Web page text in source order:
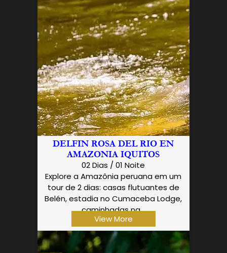
DELFIN ROSA DEL RIO EN
AMAZONIA IQUITOS
02 Dias / 01 Noite
Explore a Amazônia peruana em um
tour de 2 dias: casas flutuantes de
Belén, estadia no Cumaceba Lodge,
caminhadas na…
View More